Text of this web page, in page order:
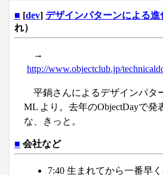
■ [dev] デザインパターンによる進
れ）
→
http://www.objectclub.jp/
平鍋さんによるデザインパタ
ML より。去年のObjectDayで発
な、きっと。
■ 会社など
7:40 生まれてから一番早